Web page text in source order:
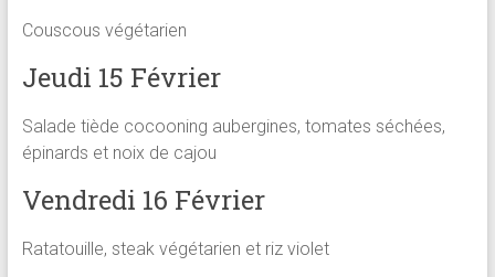
Couscous végétarien
Jeudi 15 Février
Salade tiède cocooning aubergines, tomates séchées,
épinards et noix de cajou
Vendredi 16 Février
Ratatouille, steak végétarien et riz violet